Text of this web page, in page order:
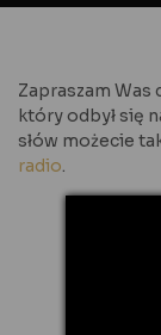
Zapraszam
który odbył się
słów możecie
radio.